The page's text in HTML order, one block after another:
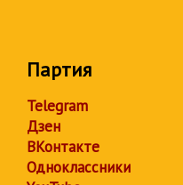
Партия
Telegram
Дзен
ВКонтакте
Одноклассники